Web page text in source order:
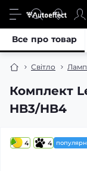
Світло
Комплект
HB3/HB4
Все про товар
4 4